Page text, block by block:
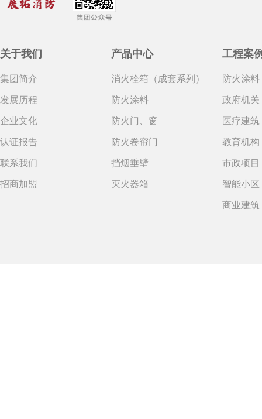
关于我们
集团简介
发展历程
企业文化
认证报告
联系我们
招商加盟
产品中心
消火栓箱（成套系列）
防火涂料
防火门、窗
防火卷帘门
挡烟垂壁
灭火器箱
工程案
防火涂料
政府机关
医疗建筑
教育机构
市政项目
智能小区
商业建筑